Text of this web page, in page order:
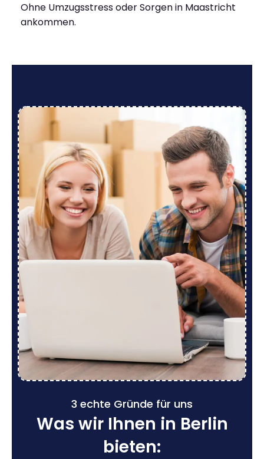
Ohne Umzugsstress oder Sorgen in Maastricht
ankommen.
3 echte Gründe für uns
Was wir Ihnen in Berlin
bieten: